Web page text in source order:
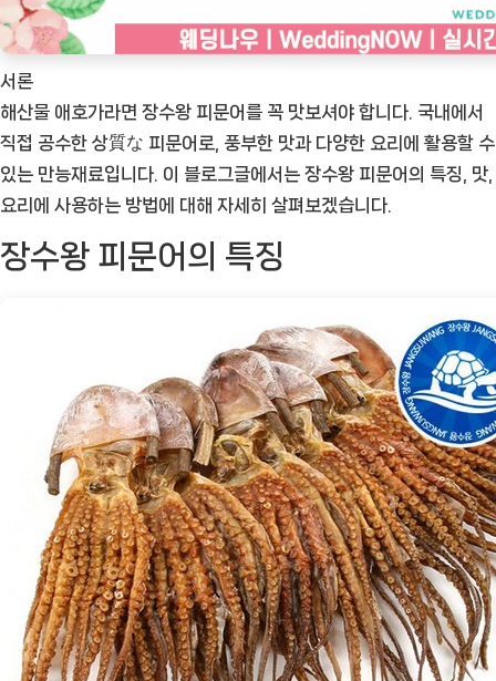
욱
맛
있
피
문
어
로
감
동
적
인
요
리
를
만
서론
해산물 애호가라면 장수왕 피문어를 꼭 맛보셔야 합니다. 국내에서
직접 공수한 상質な 피문어로, 풍부한 맛과 다양한 요리에 활용할 수
있는 만능재료입니다. 이 블로그글에서는 장수왕 피문어의 특징, 맛,
요리에 사용하는 방법에 대해 자세히 살펴보겠습니다.
장수왕 피문어의 특징